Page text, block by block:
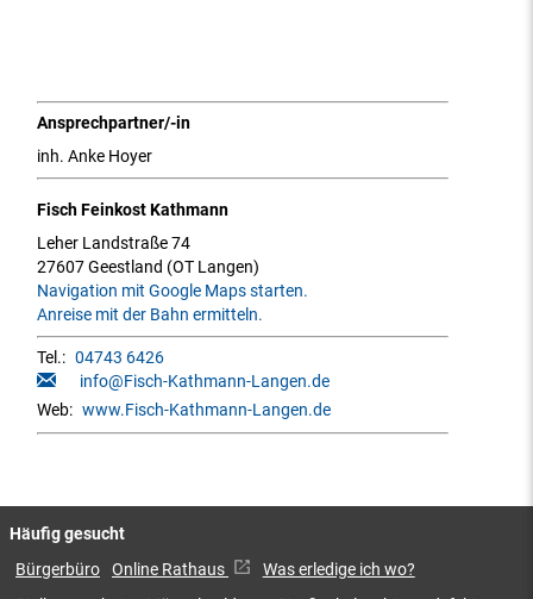
Ansprechpartner/-in
inh. Anke Hoyer
Fisch Feinkost Kathmann
Leher Landstraße 74
27607 Geestland (OT Langen)
Navigation mit Google Maps starten.
Anreise mit der Bahn ermitteln.
Tel.: 04743 6426
info@Fisch-Kathmann-Langen.de
Web: www.Fisch-Kathmann-Langen.de
Häufig gesucht
Bürgerbüro Online Rathaus
Was erledige ich wo?